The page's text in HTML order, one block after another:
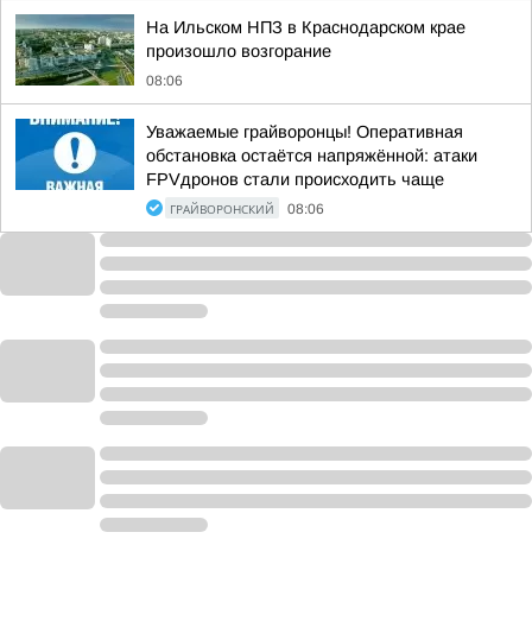
На Ильском НПЗ в Краснодарском крае
произошло возгорание
08:06
Уважаемые грайворонцы! Оперативная
обстановка остаётся напряжённой: атаки
FPVдронов стали происходить чаще
ГРАЙВОРОНСКИЙ 08:06